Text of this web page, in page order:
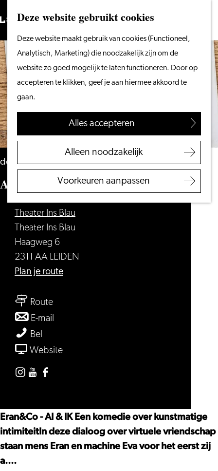
Deze website gebruikt cookies
Deze website maakt gebruik van cookies (Functioneel,
Analytisch, Marketing) die noodzakelijk zijn om de
website zo goed mogelijk te laten functioneren. Door op
accepteren te klikken, geef je aan hiermee akkoord te
gaan.
Alles accepteren
Alleen noodzakelijk
Voorkeuren aanpassen
Ga
naar
de
homepage
Menu
ZoekenVanaf het water
wandelen
Winkelen
Eten & drinken
Met kinderen
VVV Leiden
Bereikbaarheid
Regio Leiden
Zoeken
donderdag 12 november
AI & IK
Theater Ins Blau
Theater Ins Blau
Haagweg 6
2311 AA LEIDEN
Plan je routenaar
Routenaar
AI
IK
E-mail
&
Bel
&
Websitevan
Instagram
Ins
Blau
Youtube
Ins
Blau
Facebook
Ins
Blau
Eran&Co - AI & IK Een komedie over kunstmatige
intimiteitIn deze dialoog over virtuele vriendschap
staan mens Eran en machine Eva voor het eerst zij
a....